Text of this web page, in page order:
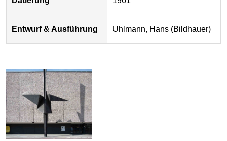
Entwurf & Ausführung Uhlmann, Hans (Bildhauer)